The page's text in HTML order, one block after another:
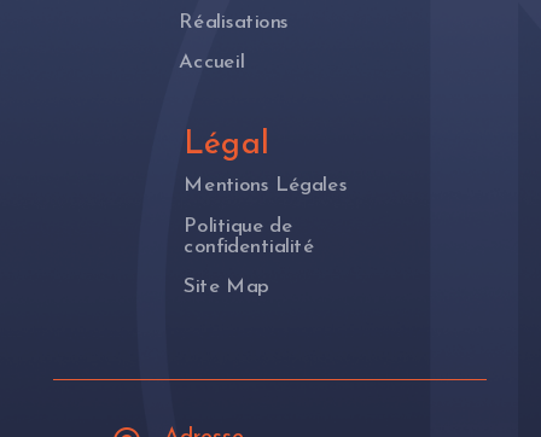
Réalisations
Accueil
Légal
Mentions Légales
Politique de
confidentialité
Site Map